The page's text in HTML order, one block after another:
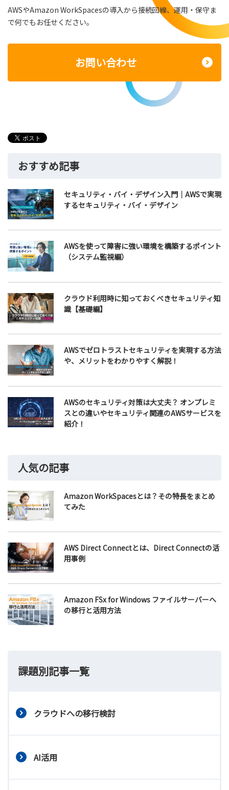
AWSやAmazon WorkSpacesの導入から接続回線、運用・保守ま
で何でもお任せください。
お問い合わせ
おすすめ記事
セキュリティ・バイ・デザイン入門｜AWSで実現
するセキュリティ・バイ・デザイン
AWSを使って障害に強い環境を構築するポイント
（システム監視編）
クラウド利用時に知っておくべきセキュリティ知
識【基礎編】
AWSでゼロトラストセキュリティを実現する方法
や、メリットをわかりやすく解説！
AWSのセキュリティ対策は大丈夫？ オンプレミ
スとの違いやセキュリティ関連のAWSサービスを
紹介！
人気の記事
Amazon WorkSpacesとは？その特長をまとめ
てみた
AWS Direct Connectとは、Direct Connectの活
用事例
Amazon FSx for Windows ファイルサーバーへ
の移行と活用方法
課題別記事一覧
クラウドへの移行検討
AI活用